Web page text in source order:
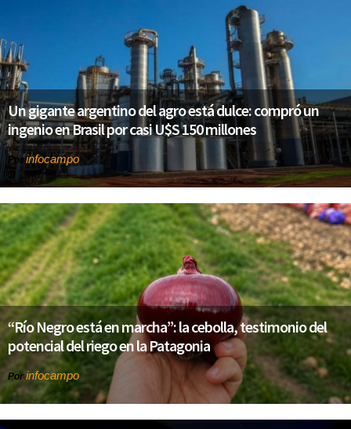
Un gigante argentino del agro está dulce: compró un
ingenio en Brasil por casi U$S 150 millones
Porinfocampo
“Río Negro está en marcha”: la cebolla, testimonio del
potencial del riego en la Patagonia
Por infocampo